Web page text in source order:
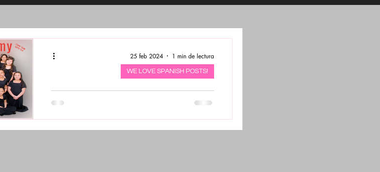
¡Saludos padres del coro!
WE LOVE SPANISH POSTS!
25 feb 2024 1 min de lectura